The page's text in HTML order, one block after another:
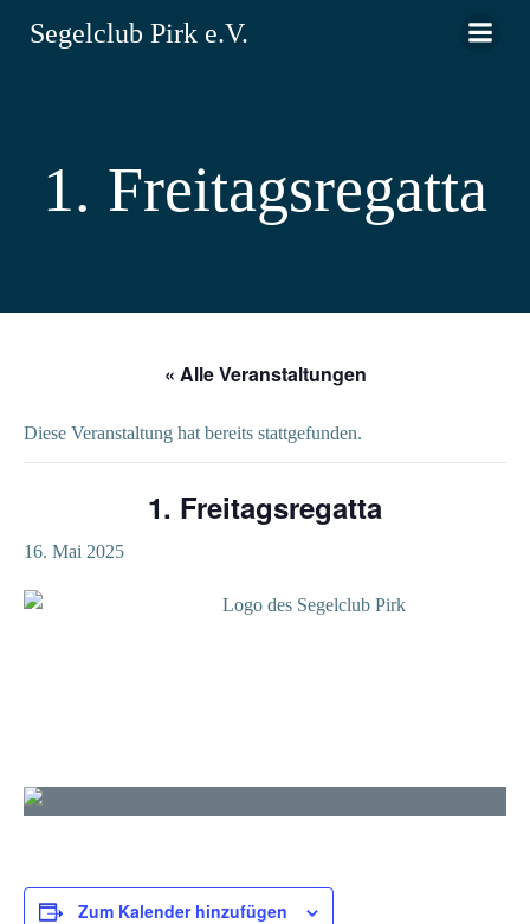
Segelclub Pirk e.V.
1. Freitagsregatta
« Alle Veranstaltungen
Diese Veranstaltung hat bereits stattgefunden.
1. Freitagsregatta
16. Mai 2025
Zum Kalender hinzufügen